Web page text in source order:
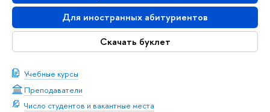
Для иностранных абитуриентов
Скачать буклет
Учебные курсы
Преподаватели
Число студентов и вакантные места